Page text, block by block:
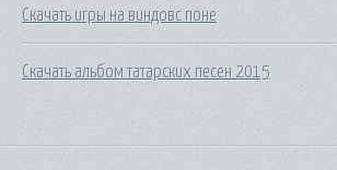
Скачать игры на виндовс поне
Скачать альбом татарских песен 2015